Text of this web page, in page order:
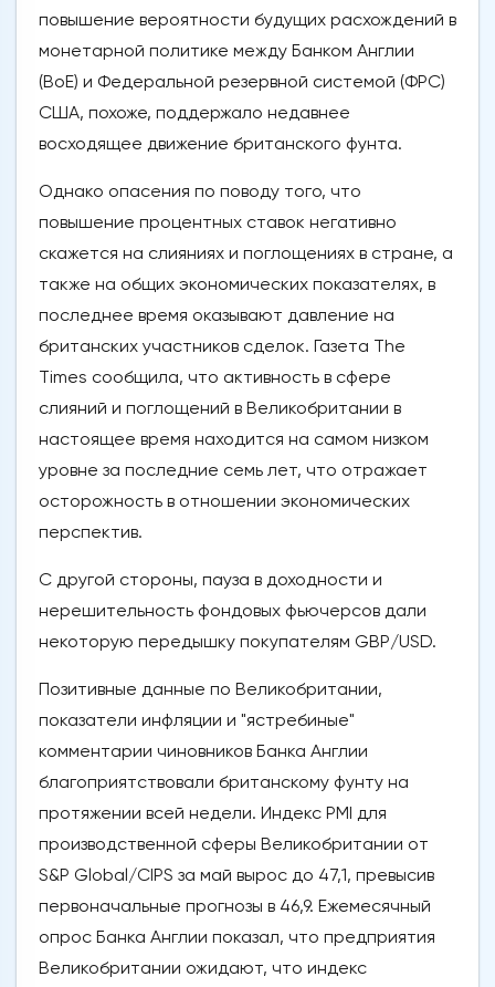
повышение вероятности будущих расхождений в
монетарной политике между Банком Англии
(BoE) и Федеральной резервной системой (ФРС)
США, похоже, поддержало недавнее
восходящее движение британского фунта.
Однако опасения по поводу того, что
повышение процентных ставок негативно
скажется на слияниях и поглощениях в стране, а
также на общих экономических показателях, в
последнее время оказывают давление на
британских участников сделок. Газета The
Times сообщила, что активность в сфере
слияний и поглощений в Великобритании в
настоящее время находится на самом низком
уровне за последние семь лет, что отражает
осторожность в отношении экономических
перспектив.
С другой стороны, пауза в доходности и
нерешительность фондовых фьючерсов дали
некоторую передышку покупателям GBP/USD.
Позитивные данные по Великобритании,
показатели инфляции и "ястребиные"
комментарии чиновников Банка Англии
благоприятствовали британскому фунту на
протяжении всей недели. Индекс PMI для
производственной сферы Великобритании от
S&P Global/CIPS за май вырос до 47,1, превысив
первоначальные прогнозы в 46,9. Ежемесячный
опрос Банка Англии показал, что предприятия
Великобритании ожидают, что индекс